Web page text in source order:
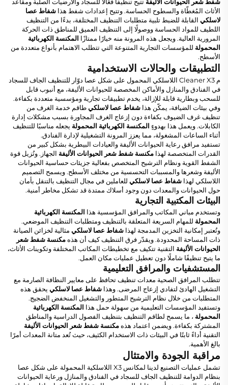
شفط شعر الحيوانات الأليفة تتيح تنظيفًا فعّالًا للسجاد والأرضيات الصلبة ومقاعد
الأثاث المُغطّاة والسطوح الحساسة. وتتيح إعدادات شفط هذا شفاط عصا
لاسلكي القابلة للضبط تلبية متطلبات التنظيف المختلفة، بدءًا من التنظيف
اللطيف للمواد الحساسة ووصولًا إلى التنظيف العميق للمناطق ذات الحركة
المرورية العالية. ويجعل هذه المرونة منه خيارًا ممتازًا المكنسة الكهربائية
المحمولة للمؤسسات التجارية المتنوعة التي تتطلب الاهتمام بأنواع متعددة من
الأسطح.
التطبيقات والحالات الاستخدامية
م Cleaner X3 اللاسلكي المحمول على شكل عصا دوّار للتنظيف الجاف للسجاد
في الفنادق والمنازل والأماكن المخصصة للحيوانات الأليفة، مع أنبوب قابل
للسحب وبطارية قابلة للإزالة، يخدم تطبيقات تجارية ومؤسسية متعددة بكفاءة.
وفي بيئات الضيافة، يمكّن هذا شفاط عصا لاسلكيطاقم خدمة الغرف من
تنظيف غرف الضيوف بكفاءة دون إزعاج الغرف المجاورة بسبب مشكلات إدارة
الكابلات. ويعمل هذا بهدوءٍ المكنسة الكهربائية المحمولة يجعله مناسبًا للتنظيف
أثناء الساعات المشغولة، مما يعزز المرونة التشغيلية لإدارة الفنادق.
تستفيد مرافق رعاية الحيوانات الأليفة والعيادات البيطرية بشكل كبير من
القدرات المتخصصة لهذا مكنسة شفط شعر الحيوانات الأليفة الجهاز. وتُزيل قوة
الشفط القوية ونظام الترشيح المتخصص بفعالية جزيئات حساسية الحيوانات
الأليفة وشعرها والمسببات التحسسية من مختلف الأسطح. ويسمح التصميم
اللاسلكي لهذا شفاط عصا لاسلكي للعاملين في مجال التنظيف بالتنقل بأمان
حول الحيوانات والمعدات دون وجود أسلاك ممتدة قد تشكل مخاطر أمنية.
البيئات المكتبية التجارية
وتستخدم مباني المكاتب والمرافق المؤسسية هذا المكنسة الكهربائية
المحمولة للمهام السريعة المتعلقة بالتنظيف ومتطلبات التنظيف الموضعي.
وتُعتبر إمكانية التخزين المدمجة لهذا شفاط عصا لاسلكي مثالية لخزائن الصيانة
ذات المساحة المحدودة. ويقدّر فرق التنظيف كيف أن هذه مكنسة شفط شعر
الحيوانات الأليفة التقنية تتكيف مع تخطيطات المكاتب المختلفة وتكوينات الأثاث،
ما يتيح تنظيفًا شاملًا دون تعطيل عمليات مكان العمل.
المستشفيات والمرافق التعليمية
تتطلب المرافق الصحية معدات تنظيف تحافظ على معايير النظافة الصارمة مع
التشغيل الهادئ لتفادي إزعاج المرضى. وهذا شفاط عصا لاسلكي يحقق هذه
المتطلبات من خلال نظام الترشيح المتطور والتشغيل المنخفض الضجيج.
وتستفيد المؤسسات التعليمية من سهولة حمل هذا المكنسة الكهربائية
المحمولة ، ما يسمح لطاقم التنظيف بتنظيف الفصول الدراسية والمناطق
المشتركة بكفاءة. ويضمن اعتماد هذه مكنسة شفط شعر الحيوانات الأليفة
التقنية أداءً ثابتًا في البيئات ذات الاستخدام الكثيف، حيث تُعد متانة المعدات أمرًا
بالغ الأهمية.
مراقبة الجودة والامتثال
تشمل عمليات التصنيع لدينا لمكانس X3 اللاسلكية المحمولة على شكل عصا
بنظام الدوامة للتنظيف الجاف للسجاد في الفنادق والمنازل ورعاية الحيوانات